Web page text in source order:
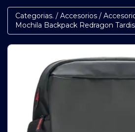
Categorias. / Accesorios /
Mochila Backpack Redragon